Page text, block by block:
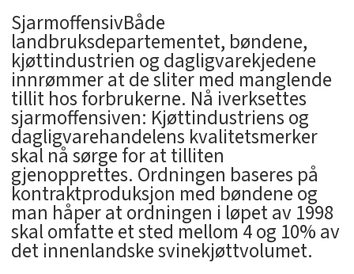
SjarmoffensivBåde
landbruksdepartementet, bøndene,
kjøttindustrien og dagligvarekjedene
innrømmer at de sliter med manglende
tillit hos forbrukerne. Nå iverksettes
sjarmoffensiven: Kjøttindustriens og
dagligvarehandelens kvalitetsmerker
skal nå sørge for at tilliten
gjenopprettes. Ordningen baseres på
kontraktproduksjon med bøndene og
man håper at ordningen i løpet av 1998
skal omfatte et sted mellom 4 og 10% av
det innenlandske svinekjøttvolumet.